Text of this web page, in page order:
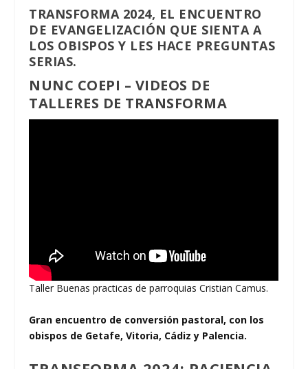
TRANSFORMA 2024, EL ENCUENTRO
DE EVANGELIZACIÓN QUE SIENTA A
LOS OBISPOS Y LES HACE PREGUNTAS
SERIAS.
NUNC COEPI – VIDEOS DE
TALLERES DE TRANSFORMA
Taller Buenas practicas de parroquias Cristian Camus.
Gran encuentro de conversión pastoral, con los
obispos de Getafe, Vitoria, Cádiz y Palencia.